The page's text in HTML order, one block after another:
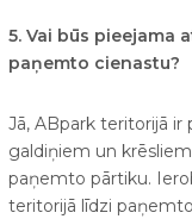
5. Vai būs pieejama
paņemto cienastu?
Jā, ABpark teritorijā ir
galdiņiem un
paņemto pārtiku.
teritorijā līdzi